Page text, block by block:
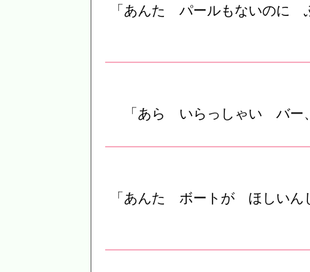
「あんた パールもないの
「あら いらっしゃい バー
「あんた ボートが ほしい